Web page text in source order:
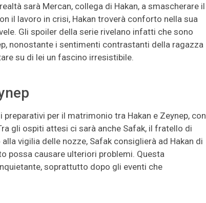
sarà Mercan, collega di Hakan, a smascherare il
il lavoro in crisi, Hakan troverà conforto nella sua
Gli spoiler della serie rivelano infatti che sono
nonostante i sentimenti contrastanti della ragazza
su di lei un fascino irresistibile.
preparativi per il matrimonio tra Hakan e Zeynep, con
gli ospiti attesi ci sarà anche Safak, il fratello di
vigilia delle nozze, Safak consiglierà ad Hakan di
possa causare ulteriori problemi. Questa
soprattutto dopo gli eventi che